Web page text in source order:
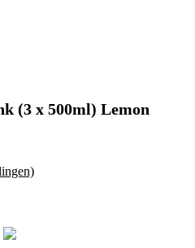
(3 x 500ml) Lemon